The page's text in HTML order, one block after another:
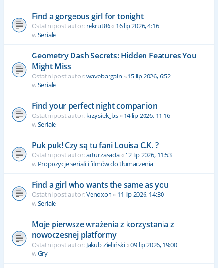
Find a gorgeous girl for tonight
Ostatni post autor: rekrut86« 16 lip 2026, 4:16
wSeriale
Geometry Dash Secrets: Hidden Features You
Might Miss
Ostatni post autor:wavebargain «15 lip 2026, 6:52
wSeriale
Find your perfect night companion
Ostatni post autor: krzysiek_bs«14 lip 2026, 11:16
wSeriale
Puk puk! Czy są tu fani Louisa C.K. ?
Ostatni post autor:arturzasada«12 lip 2026, 11:53
w Propozycje seriali i filmów do tłumaczenia
Find a girl who wants the same as you
Ostatni post autor:Venoxon« 11 lip 2026, 14:30
wSeriale
Moje pierwsze wrażenia z korzystania z
nowoczesnej platformy
Ostatni post autor: Jakub Zieliński«09 lip 2026, 19:00
wGry